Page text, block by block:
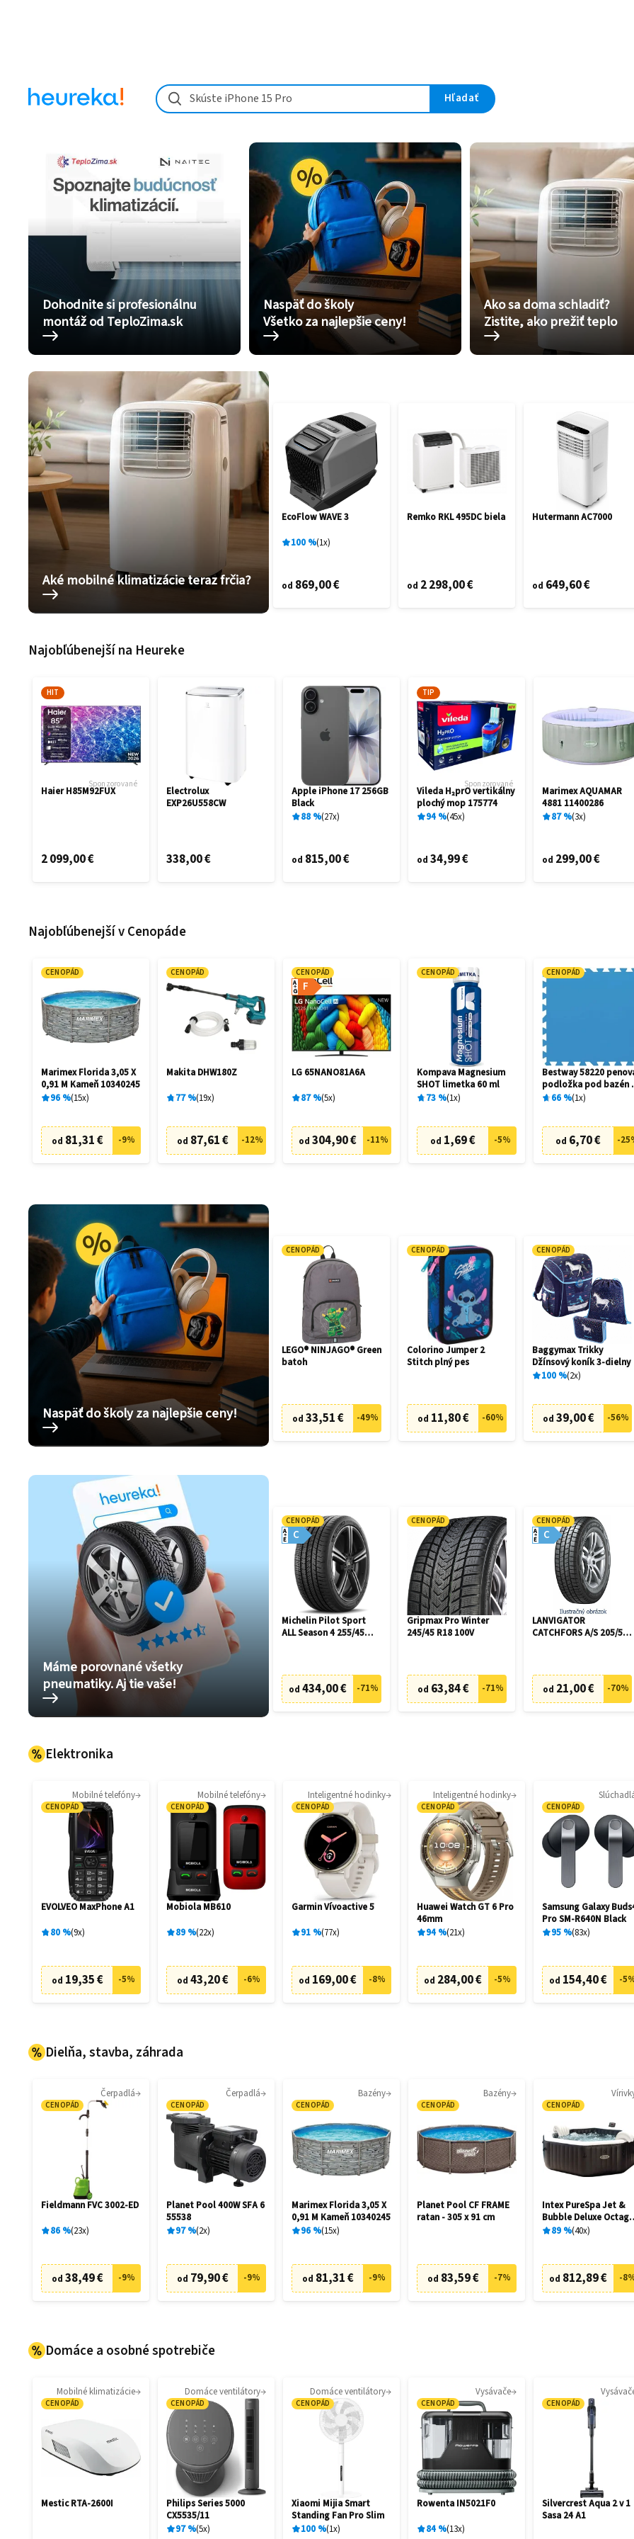
Skúste iPhone 15 Pro Hľadať
Dohodnite si profesionálnu
montáž od TeploZima.sk
Naspäť do školy
Všetko za najlepšie ceny!
Ako sa doma schladiť?
Zistite, ako prežiť teplo
Aké mobilné klimatizácie teraz frčia?
EcoFlow WAVE 3
100 % 1x
od 869,00 €
Remko RKL 495DC biela
od 2 298,00 €
Hutermann AC7000
od 649,60 €
Najobľúbenejší na Heureke
HIT
Sponzorované
Haier H85M92FUX
2 099,00 €
Electrolux
EXP26U558CW
338,00 €
Apple iPhone 17 256GB
Black
88 % 27x
od 815,00 €
TIP
Sponzorované
Vileda H₂prO vertikálny
plochý mop 175774
94% 45x
od 34,99 €
Marimex AQUAMAR
4881 11400286
87% 3x
od 299,00 €
Najobľúbenejší v Cenopáde
CENOPÁD
Marimex Florida 3,05 X
0,91 M Kameň 10340245
96 % 15x
od 81,31 € -9%
CENOPÁD
Makita DHW180Z
77% 19x
od 87,61 € -12%
CENOPÁD
F
A
G
LG 65NANO81A6A
87% 5x
od 304,90 € -11%
CENOPÁD
Kompava Magnesium
SHOT limetka 60 ml
73 % 1x
od 1,69 € -5%
CENOPÁD
Bestway 58220
podložka pod bazén
x 50 cm (9 ks)
66 % 1x
od 6,70 € -25
Naspäť do školy za najlepšie ceny!
CENOPÁD
LEGO® NINJAGO® Green
batoh
od 33,51 € -49%
CENOPÁD
Colorino Jumper 2
Stitch plný pes
od 11,80 € -60%
CENOPÁD
Baggymax Trikky
Džínsový koník 3-dielny
100 % 2x
od 39,00 € -56%
Máme porovnané všetky
pneumatiky. Aj tie vaše!
CENOPÁD
C
A
E
Michelin Pilot Sport
ALL Season 4 255/45
od 434,00 € -71%
CENOPÁD
Gripmax Pro Winter
245/45 R18 100V
od 63,84 € -71%
CENOPÁD
C
A
E
LANVIGATOR
CATCHFORS A/S 205/55
od 21,00 € -70%
Elektronika
Mobilné telefóny
CENOPÁD
EVOLVEO MaxPhone A1
80 % 9x
od 19,35 € -5%
Mobilné telefóny
CENOPÁD
Mobiola MB610
89 % 22x
od 43,20 € -6%
Inteligentné hodinky
CENOPÁD
Garmin Vívoactive 5
91 % 77x
od 169,00 € -8%
Inteligentné hodinky
CENOPÁD
Huawei Watch GT 6 Pro
46mm
94% 21x
od 284,00 € -5%
CENOPÁD
Samsung Galaxy
Pro SM-R640N Black
95 % 83x
od 154,40 € -5
Dielňa, stavba, záhrada
Čerpadlá
CENOPÁD
Fieldmann FVC 3002-ED
86 % 23x
od 38,49 € -9%
Čerpadlá
CENOPÁD
Planet Pool 400W SFA 6
55538
97% 2x
od 79,90 € -9%
Bazény
CENOPÁD
Marimex Florida 3,05 X
0,91 M Kameň 10340245
96 % 15x
od 81,31 € -9%
Bazény
CENOPÁD
Planet Pool CF FRAME
ratan - 305 x 91 cm
od 83,59 € -7%
CENOPÁD
Intex PureSpa Jet &
Bubble Deluxe
28462
89 % 40x
od 812,89 € -8
Domáce a osobné spotrebiče
Mobilné klimatizácie
CENOPÁD
Mestic RTA-2600I
Domáce ventilátory
CENOPÁD
Philips Series 5000
CX5535/11
97% 5x
Domáce ventilátory
CENOPÁD
Xiaomi Mijia Smart
Standing Fan Pro Slim
100 % 1x
Vysávače
CENOPÁD
Rowenta IN5021F0
84% 13x
CENOPÁD
Silvercrest Aqua 2 v 1
Sasa 24 A1